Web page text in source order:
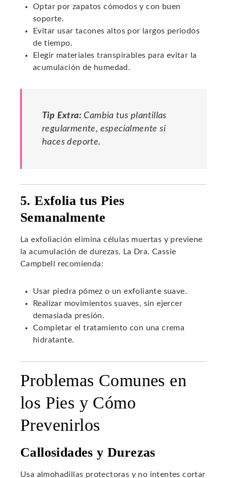
Optar por zapatos cómodos y con buen
soporte.
Evitar usar tacones altos por largos periodos
de tiempo.
Elegir materiales transpirables para evitar la
acumulación de humedad.
Tip Extra: Cambia tus plantillas
regularmente, especialmente si
haces deporte.
5. Exfolia tus Pies
Semanalmente
La exfoliación elimina células muertas y previene
la acumulación de durezas. La Dra. Cassie
Campbell recomienda:
Usar piedra pómez o un exfoliante suave.
Realizar movimientos suaves, sin ejercer
demasiada presión.
Completar el tratamiento con una crema
hidratante.
Problemas Comunes en
los Pies y Cómo
Prevenirlos
Callosidades y Durezas
Usa almohadillas protectoras y no intentes cortar